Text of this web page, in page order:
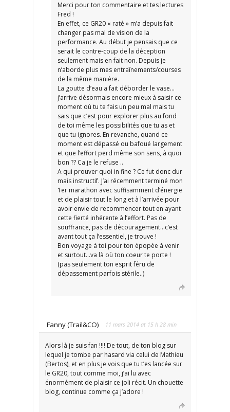
Merci pour ton commentaire et tes lectures
Fred !
En effet, ce GR20 « raté » m’a depuis fait
changer pas mal de vision de la
performance. Au début je pensais que ce
serait le contre-coup de la déception
seulement mais en fait non. Depuis je
n’aborde plus mes entraînements/courses
de la même manière.
La goutte d’eau a fait déborder le vase…
j’arrive désormais encore mieux à saisir ce
moment où tu te fais un peu mal mais tu
sais que c’est pour explorer plus au fond
de toi même les possibilités que tu as et
que tu ignores. En revanche, quand ce
moment est dépassé ou bafoué largement
et que l’effort perd même son sens, à quoi
bon ?? Ca je le refuse ..
A qui prouver quoi in fine ? Ce fut donc dur
mais instructif. J’ai récemment terminé mon
1er marathon avec suffisamment d’énergie
et de plaisir tout le long et à l’arrivée pour
avoir envie de recommencer tout en ayant
cette fierté inhérente à l’effort. Pas de
souffrance, pas de découragement…c’est
avant tout ça l’essentiel, je trouve !
Bon voyage à toi pour ton épopée à venir
et surtout…va là où ton coeur te porte !
(pas seulement ton esprit féru de
dépassement parfois stérile..)
Fanny (Trail&CO) 11 mars 2014 at 15 h 28 min
Alors là je suis fan !!!! De tout, de ton blog sur
lequel je tombe par hasard via celui de Mathieu
(Bertos), et en plus je vois que tu t’es lancée sur
le GR20, tout comme moi, j’ai lu avec
énormément de plaisir ce joli récit. Un chouette
blog, continue comme ça j’adore !